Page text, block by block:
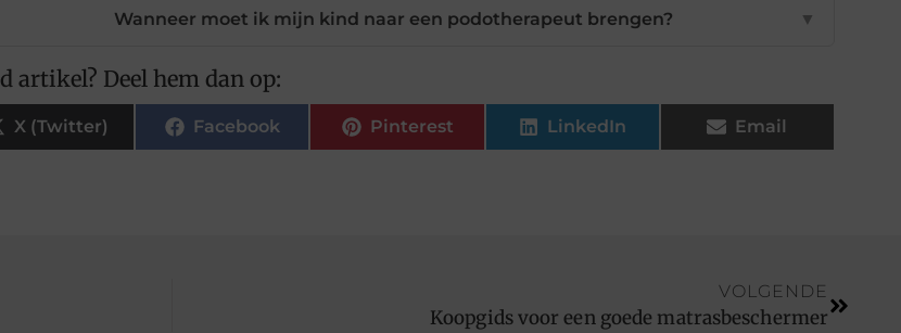
Wanneer moet ik mijn kind naar een podotherapeut brengen? ▼
artikel? Deel hem dan op:
X (Twitter) Facebook Pinterest LinkedIn Email
VOLGENDE
Koopgids voor een goede matrasbeschermer